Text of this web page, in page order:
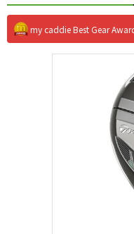
my caddie Best Gear